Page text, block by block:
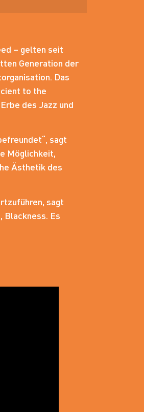
– gelten seit
Generation der
Das
to the
des Jazz und
sagt
Möglichkeit,
Ästhetik des
sagt
Blackness. Es